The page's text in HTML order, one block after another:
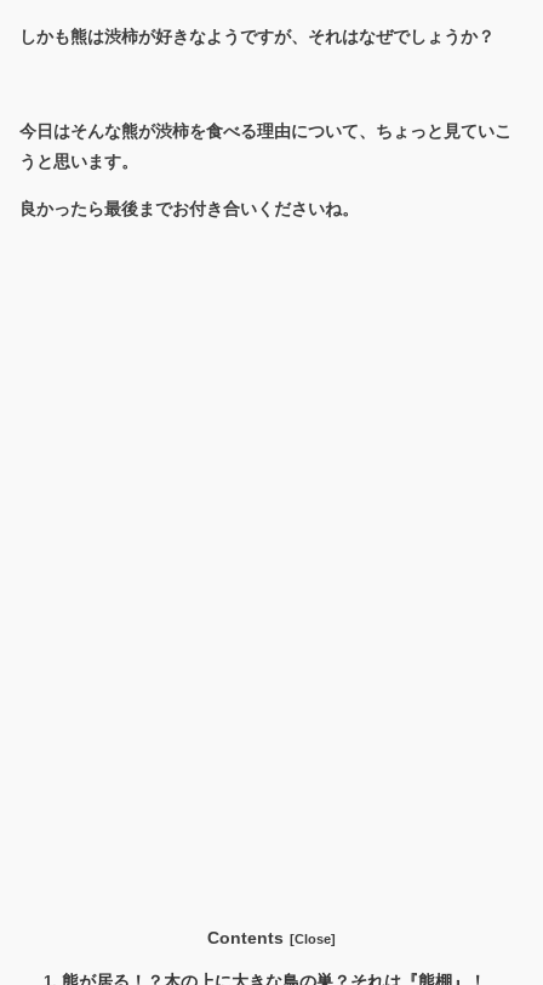
しかも熊は渋柿が好きなようですが、それはなぜでしょうか？
今日はそんな熊が渋柿を食べる理由について、ちょっと見ていこ
うと思います。
良かったら最後までお付き合いくださいね。
Contents